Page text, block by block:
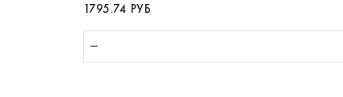
1795.74 РУБ